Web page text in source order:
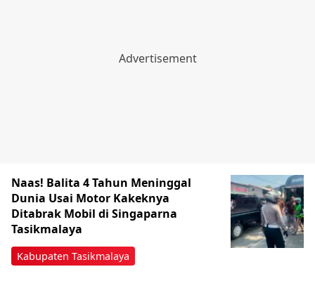
Kabupaten Tasikmalaya
Naas! Balita 4 Tahun Meninggal
Dunia Usai Motor Kakeknya
Ditabrak Mobil di Singaparna
Tasikmalaya